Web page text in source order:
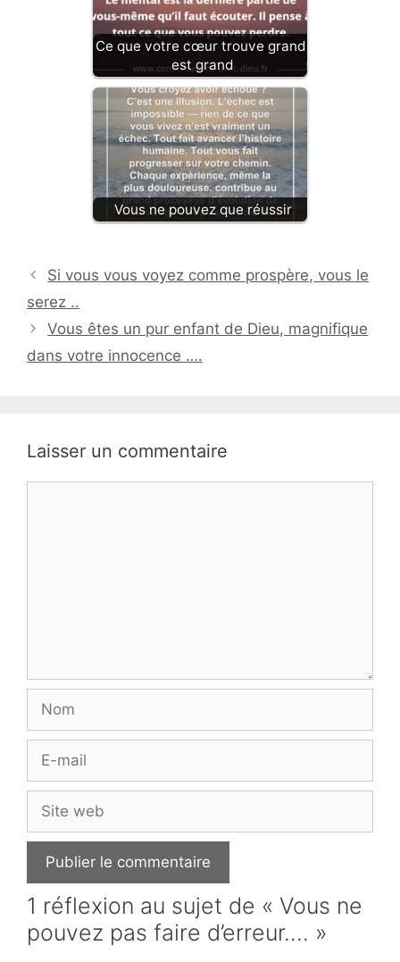
Ce que votre cœur trouve grand,
est grand
Vous ne pouvez que réussir
Si vous vous voyez comme prospère, vous le
serez ..
Vous êtes un pur enfant de Dieu, magnifique
dans votre innocence ….
Laisser un commentaire
Nom
Site
web
1 réflexion au sujet de « Vous ne
pouvez pas faire d’erreur…. »